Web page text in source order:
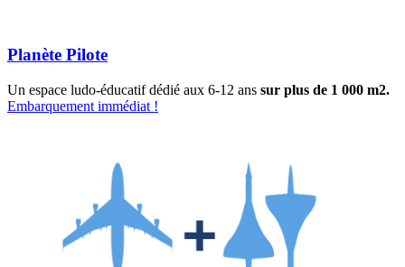
Planète Pilote
Un espace ludo-éducatif dédié aux 6-12 ans sur plus de 1 000 m2.
Embarquement immédiat !